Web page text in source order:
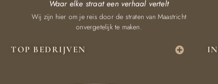
TOP BEDRIJVEN
Waar elke straat een verhaal vertelt
Wij zijn hier om je reis door de straten van Maastricht
onvergetelijk te maken.